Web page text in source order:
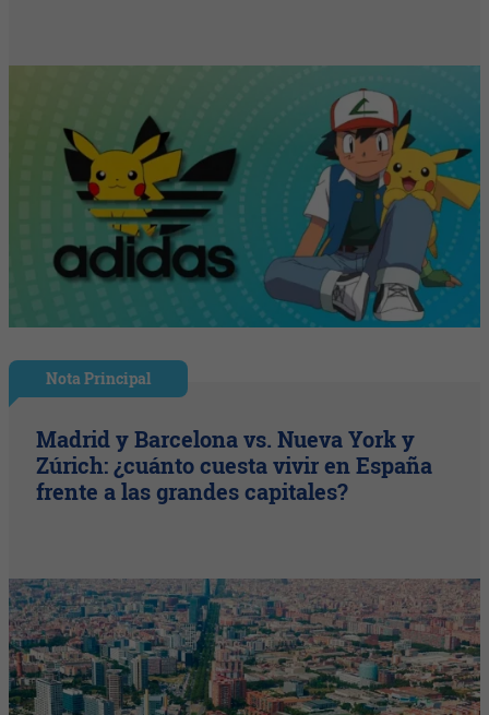
Nota Principal
Madrid y Barcelona vs. Nueva York y
Zúrich: ¿cuánto cuesta vivir en España
frente a las grandes capitales?